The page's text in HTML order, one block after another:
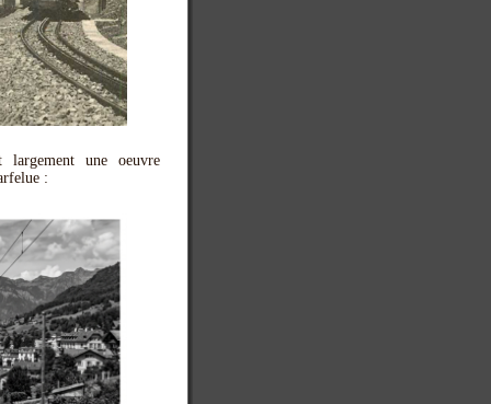
largement une oeuvre
: